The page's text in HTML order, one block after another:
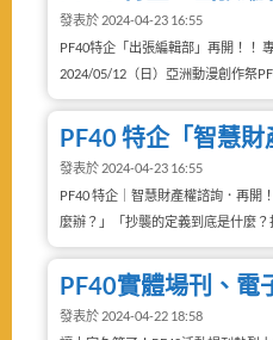
發表於 2024-04-23 16:55
PF40特企「出張編輯部」再開！！
2024/05/12（日）亞洲動漫創作祭
PF40 特企「智慧財
發表於 2024-04-23 16:55
PF40 特企｜智慧財產權諮詢．再開
麼辦？」「抄襲的定義到底是什麼
PF40實體場刊、電
發表於 2024-04-22 18:58